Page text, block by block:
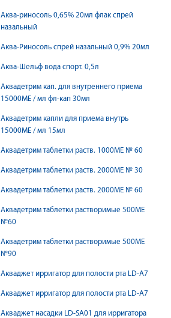
Аква-риносоль 0,65% 20мл флак спрей
назальный
Аква-Риносоль спрей назальный 0,9% 20мл
Аква-Шельф вода спорт. 0,5л
Аквадетрим кап. для внутреннего приема
15000МЕ / мл фл-кап 30мл
Аквадетрим капли для приема внутрь
15000МЕ / мл 15мл
Аквадетрим таблетки раств. 1000МЕ № 60
Аквадетрим таблетки раств. 2000МЕ № 30
Аквадетрим таблетки раств. 2000МЕ № 60
Аквадетрим таблетки растворимые 500МЕ
№60
Аквадетрим таблетки растворимые 500МЕ
№90
Акваджет ирригатор для полости рта LD-A7
Акваджет ирригатор для полости рта LD-A7
Акваджет насадки LD-SA01 для ирригатора